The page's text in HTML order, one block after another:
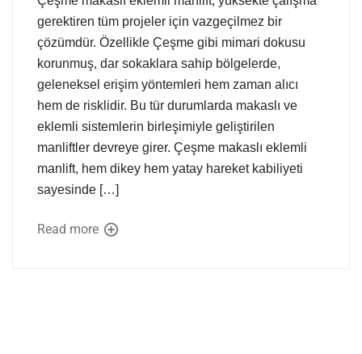
gerektiren tüm projeler için vazgeçilmez bir
çözümdür. Özellikle Çeşme gibi mimari dokusu
korunmuş, dar sokaklara sahip bölgelerde,
geleneksel erişim yöntemleri hem zaman alıcı
hem de risklidir. Bu tür durumlarda makaslı ve
eklemli sistemlerin birleşimiyle geliştirilen
manliftler devreye girer. Çeşme makaslı eklemli
manlift, hem dikey hem yatay hareket kabiliyeti
sayesinde […]
Read more